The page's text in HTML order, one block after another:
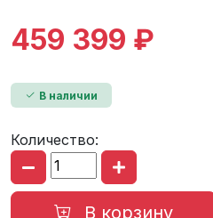
459 399 ₽
В наличии
Количество:
В корзину